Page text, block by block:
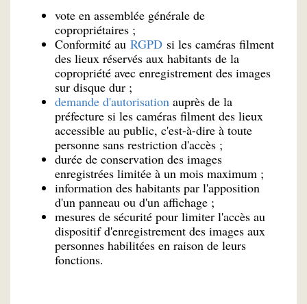
vote en assemblée générale de
copropriétaires ;
Conformité au RGPD si les caméras filment
des lieux réservés aux habitants de la
copropriété avec enregistrement des images
sur disque dur ;
demande d'autorisation auprès de la
préfecture si les caméras filment des lieux
accessible au public, c'est-à-dire à toute
personne sans restriction d'accès ;
durée de conservation des images
enregistrées limitée à un mois maximum ;
information des habitants par l'apposition
d'un panneau ou d'un affichage ;
mesures de sécurité pour limiter l'accès au
dispositif d'enregistrement des images aux
personnes habilitées en raison de leurs
fonctions.